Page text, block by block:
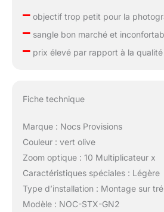
–objectif trop petit pour la
–sangle bon marché et
–prix élevé par rapport à la qualité
Fiche technique
Marque : Nocs Provisions
Couleur : vert olive
Zoom optique : 10 Multiplicateur x
Caractéristiques spéciales : Légère
Type d’installation : Montage sur
Modèle : NOC-STX-GN2